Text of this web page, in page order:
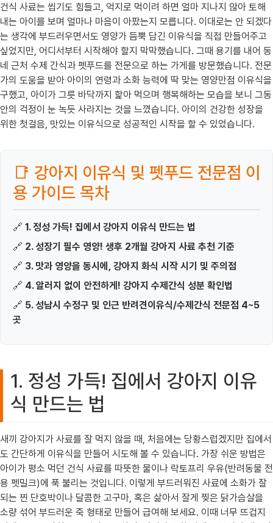
건식 사료는 씹기도 힘들고, 억지로 먹이려 하면 얼마 지나지 않아 토해
내는 아이를 보며 얼마나 마음이 아팠는지 모릅니다. 이대로는 안 되겠다
는 생각에 부드러우면서도 영양가 듬뿍 담긴 이유식을 직접 만들어주고
싶었지만, 어디서부터 시작해야 할지 막막했습니다. 그때 용기를 내어 동
네 근처 수제 간식과 펫푸드를 전문으로 하는 가게를 방문했습니다. 전문
가의 도움을 받아 아이의 연령과 소화 능력에 딱 맞는 영양만점 이유식을
구했고, 아이가 그릇 바닥까지 핥아 먹으며 행복해하는 모습을 보니 그동
안의 걱정이 눈 녹듯 사라지는 것을 느꼈습니다. 아이의 건강한 성장을
위한 첫걸음, 맛있는 이유식으로 성공적인 시작을 할 수 있었습니다.
📑 강아지 이유식 및 펫푸드 전문점 이
용 가이드 목차
🔗 1. 정성 가득! 집에서 강아지 이유식 만드는 법
🔗 2. 성장기 필수 영양! 생후 2개월 강아지 사료 추천 기준
🔗 3. 맛과 영양을 동시에, 강아지 화식 시작 시기 및 주의점
🔗 4. 알러지 없이 안전하게! 강아지 수제간식 성분 확인법
🔗 5. 성남시 수정구 및 인근 반려견이유식/수제간식 전문점 4~5
곳
1. 정성 가득! 집에서 강아지 이유
식 만드는 법
새끼 강아지가 사료를 잘 먹지 않을 때, 처음에는 당황스럽겠지만 집에서
도 간단하게 이유식을 만들어 시도해 볼 수 있습니다. 가장 쉬운 방법은
아이가 평소 먹던 건식 사료를 따뜻한 물이나 락토프리 우유(반려동물 전
용 펫밀크)에 푹 불리는 것입니다. 이렇게 부드러워진 사료에 소화가 잘
되는 찐 단호박이나 달콤한 고구마, 혹은 삶아서 잘게 찢은 닭가슴살을
소량 섞어 부드러운 죽 형태로 만들어 급여해 보세요. 이때 너무 뜨겁지